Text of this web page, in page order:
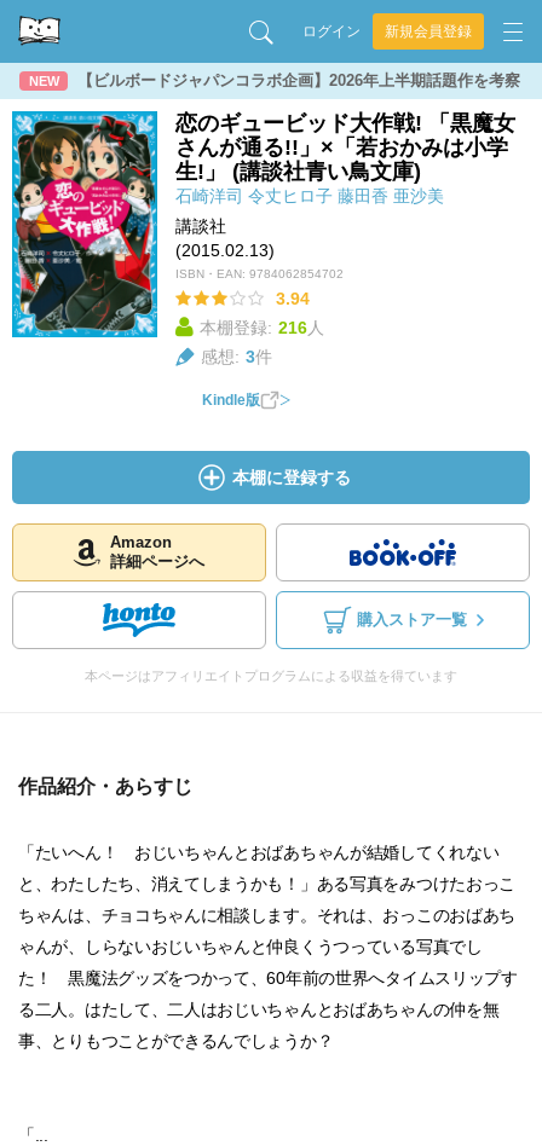
ログイン 新規会員登録
NEW 【ビルボードジャパンコラボ企画】2026年上半期話題作を考察
恋のギュービッド大作戦! 「黒魔女
さんが通る!!」×「若おかみは小学
生!」 (講談社青い鳥文庫)
石崎洋司 令丈ヒロ子 藤田香 亜沙美
講談社
(2015.02.13)
ISBN・EAN: 9784062854702
3.94
本棚登録: 216人
感想: 3件
Kindle版
本棚に登録する
Amazon
詳細ページへ
購入ストア一覧
本ページはアフィリエイトプログラムによる収益を得ています
作品紹介・あらすじ
「たいへん！ おじいちゃんとおばあちゃんが結婚してくれない
と、わたしたち、消えてしまうかも！」ある写真をみつけたおっこ
ちゃんは、チョコちゃんに相談します。それは、おっこのおばあち
ゃんが、しらないおじいちゃんと仲良くうつっている写真でし
た！ 黒魔法グッズをつかって、60年前の世界へタイムスリップす
る二人。はたして、二人はおじいちゃんとおばあちゃんの仲を無
事、とりもつことができるんでしょうか？
「...